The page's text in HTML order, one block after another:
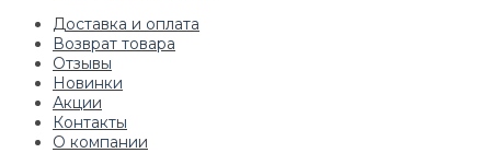
Доставка и оплата
Возврат товара
Отзывы
Новинки
Акции
Контакты
О компании